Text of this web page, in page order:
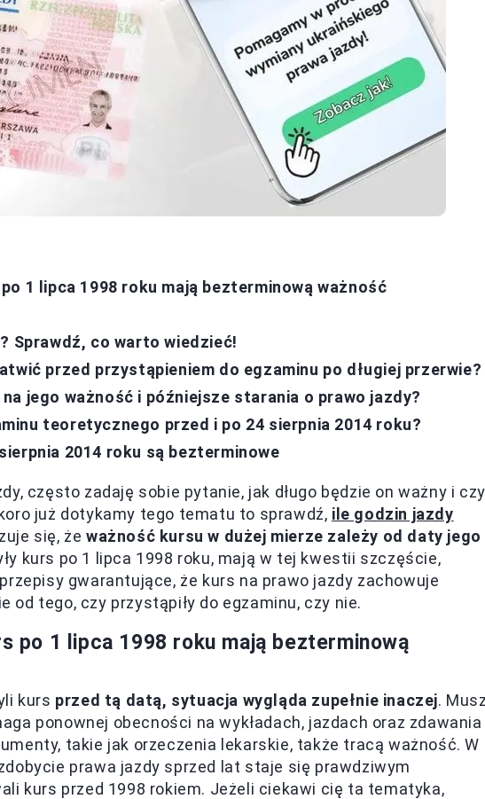
1 lipca 1998 roku mają bezterminową ważność
Sprawdź, co warto wiedzieć!
przed przystąpieniem do egzaminu po długiej przerwie?
jego ważność i późniejsze starania o prawo jazdy?
teoretycznego przed i po 24 sierpnia 2014 roku?
2014 roku są bezterminowe
często zadaję sobie pytanie, jak długo będzie on ważny i czy
już dotykamy tego tematu to sprawdź, ile godzin jazdy
się, żeważność kursu w dużej mierze zależy od daty jego
kurs po 1 lipca 1998 roku, mają w tej kwestii szczęście,
gwarantujące, że kurs na prawo jazdy zachowuje
od tego, czy przystąpiły do egzaminu, czy nie.
po 1 lipca 1998 roku mają bezterminową
kurs przed tą datą, sytuacja wygląda zupełnie inaczej.
ponownej obecności na wykładach, jazdach oraz zdawania
takie jak orzeczenia lekarskie, także tracą ważność. W
prawa jazdy sprzed lat staje się prawdziwym
kurs przed 1998 rokiem. Jeżeli ciekawi cię ta tematyka,